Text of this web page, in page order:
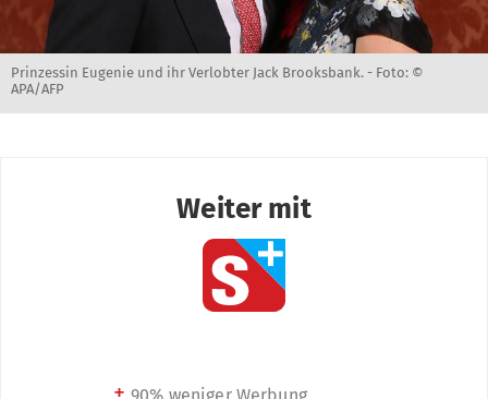
Prinzessin Eugenie und ihr Verlobter Jack Brooksbank. - Foto: ©
APA/AFP